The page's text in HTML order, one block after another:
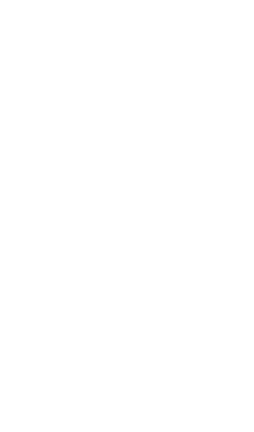
hogy,már minden
nem fáj és